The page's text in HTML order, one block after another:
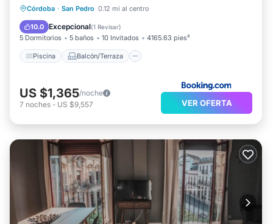
Córdoba · San Pedro 0.12 mi al centro
10.0 Excepcional(1 Revisar)
5 Dormitorios 5 baños 10 Invitados 4165.63 pies²
Piscina Balcón/Terraza
Piscina
Balcón/Terraza
Aire acondicionado
US $1,365/noche
7 noches - US $9,557 VER OFERTA